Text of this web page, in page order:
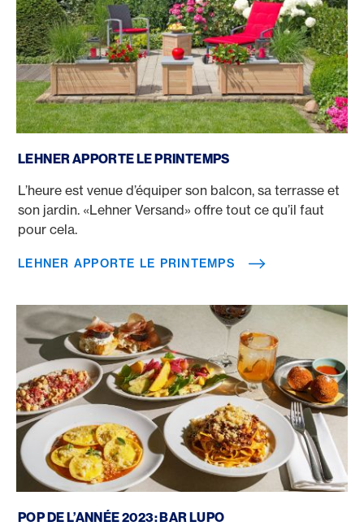
LEHNER APPORTE LE PRINTEMPS
L’heure est venue d’équiper son balcon, sa terrasse et
son jardin. «Lehner Versand» offre tout ce qu’il faut
pour cela.
LEHNER APPORTE LE PRINTEMPS
POP DE L’ANNÉE 2023: BAR LUPO